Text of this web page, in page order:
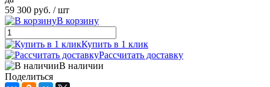
59 300 руб. / шт
В корзину
Купить в 1 клик
Рассчитать доставку
В наличии
Поделиться